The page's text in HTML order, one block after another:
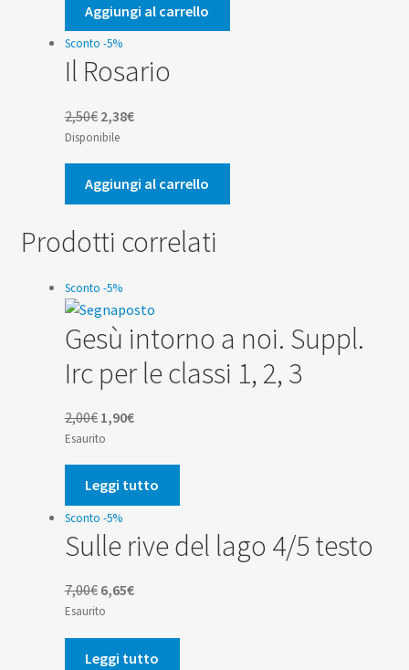
era:
7,00€.
è:
6,65€.
Aggiungi al carrello
Sconto -5%
Il Rosario
2,50€ Il
prezzo
originale
era:
2,50€.
2,38€Il
attuale
è:
2,38€.
Disponibile
Aggiungi al carrello
Prodotti correlati
Sconto -5%
Gesù intorno a noi. Suppl.
Irc per le classi 1, 2, 3
2,00€ Il
prezzo
originale
era:
2,00€.
1,90€Il
attuale
è:
1,90€.
Esaurito
Leggi tutto
Sconto -5%
Sulle rive del lago 4/5 testo
7,00€ Il
prezzo
originale
era:
6,65€Il
attuale
è:
Esaurito
Leggi tutto